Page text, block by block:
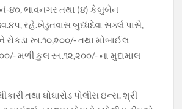
નં-૪૦, ભાવનગર તથા (૪) કેબુબેન
રહે.ખેડુતવાસ બુધ્ધદેવા સર્ક્લ પાસે,
રૂા.૧૦,૨૦૦/- તથા મોબાઈલ
મળી કુલ રૂા.૧૨,૨૦૦/- ના મુદામાલ
તથા ઘોઘારોડ પોલીસ ઇન્સ. શ્રી